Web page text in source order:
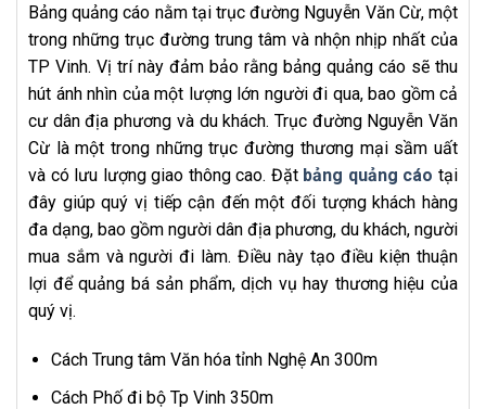
Bảng quảng cáo nằm tại trục đường Nguyễn Văn Cừ, một
trong những trục đường trung tâm và nhộn nhịp nhất của
TP Vinh. Vị trí này đảm bảo rằng bảng quảng cáo sẽ thu
hút ánh nhìn của một lượng lớn người đi qua, bao gồm cả
cư dân địa phương và du khách. Trục đường Nguyễn Văn
Cừ là một trong những trục đường thương mại sầm uất
và có lưu lượng giao thông cao. Đặt bảng quảng cáo tại
đây giúp quý vị tiếp cận đến một đối tượng khách hàng
đa dạng, bao gồm người dân địa phương, du khách, người
mua sắm và người đi làm. Điều này tạo điều kiện thuận
lợi để quảng bá sản phẩm, dịch vụ hay thương hiệu của
quý vị.
Cách Trung tâm Văn hóa tỉnh Nghệ An 300m
Cách Phố đi bộ Tp Vinh 350m